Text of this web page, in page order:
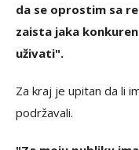
da se oprostim sa
zaista jaka
uživati".
Za kraj je upitan da li
podržavali.